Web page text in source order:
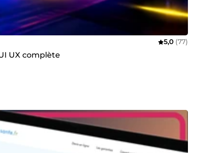
5,0 (77)
UX complète